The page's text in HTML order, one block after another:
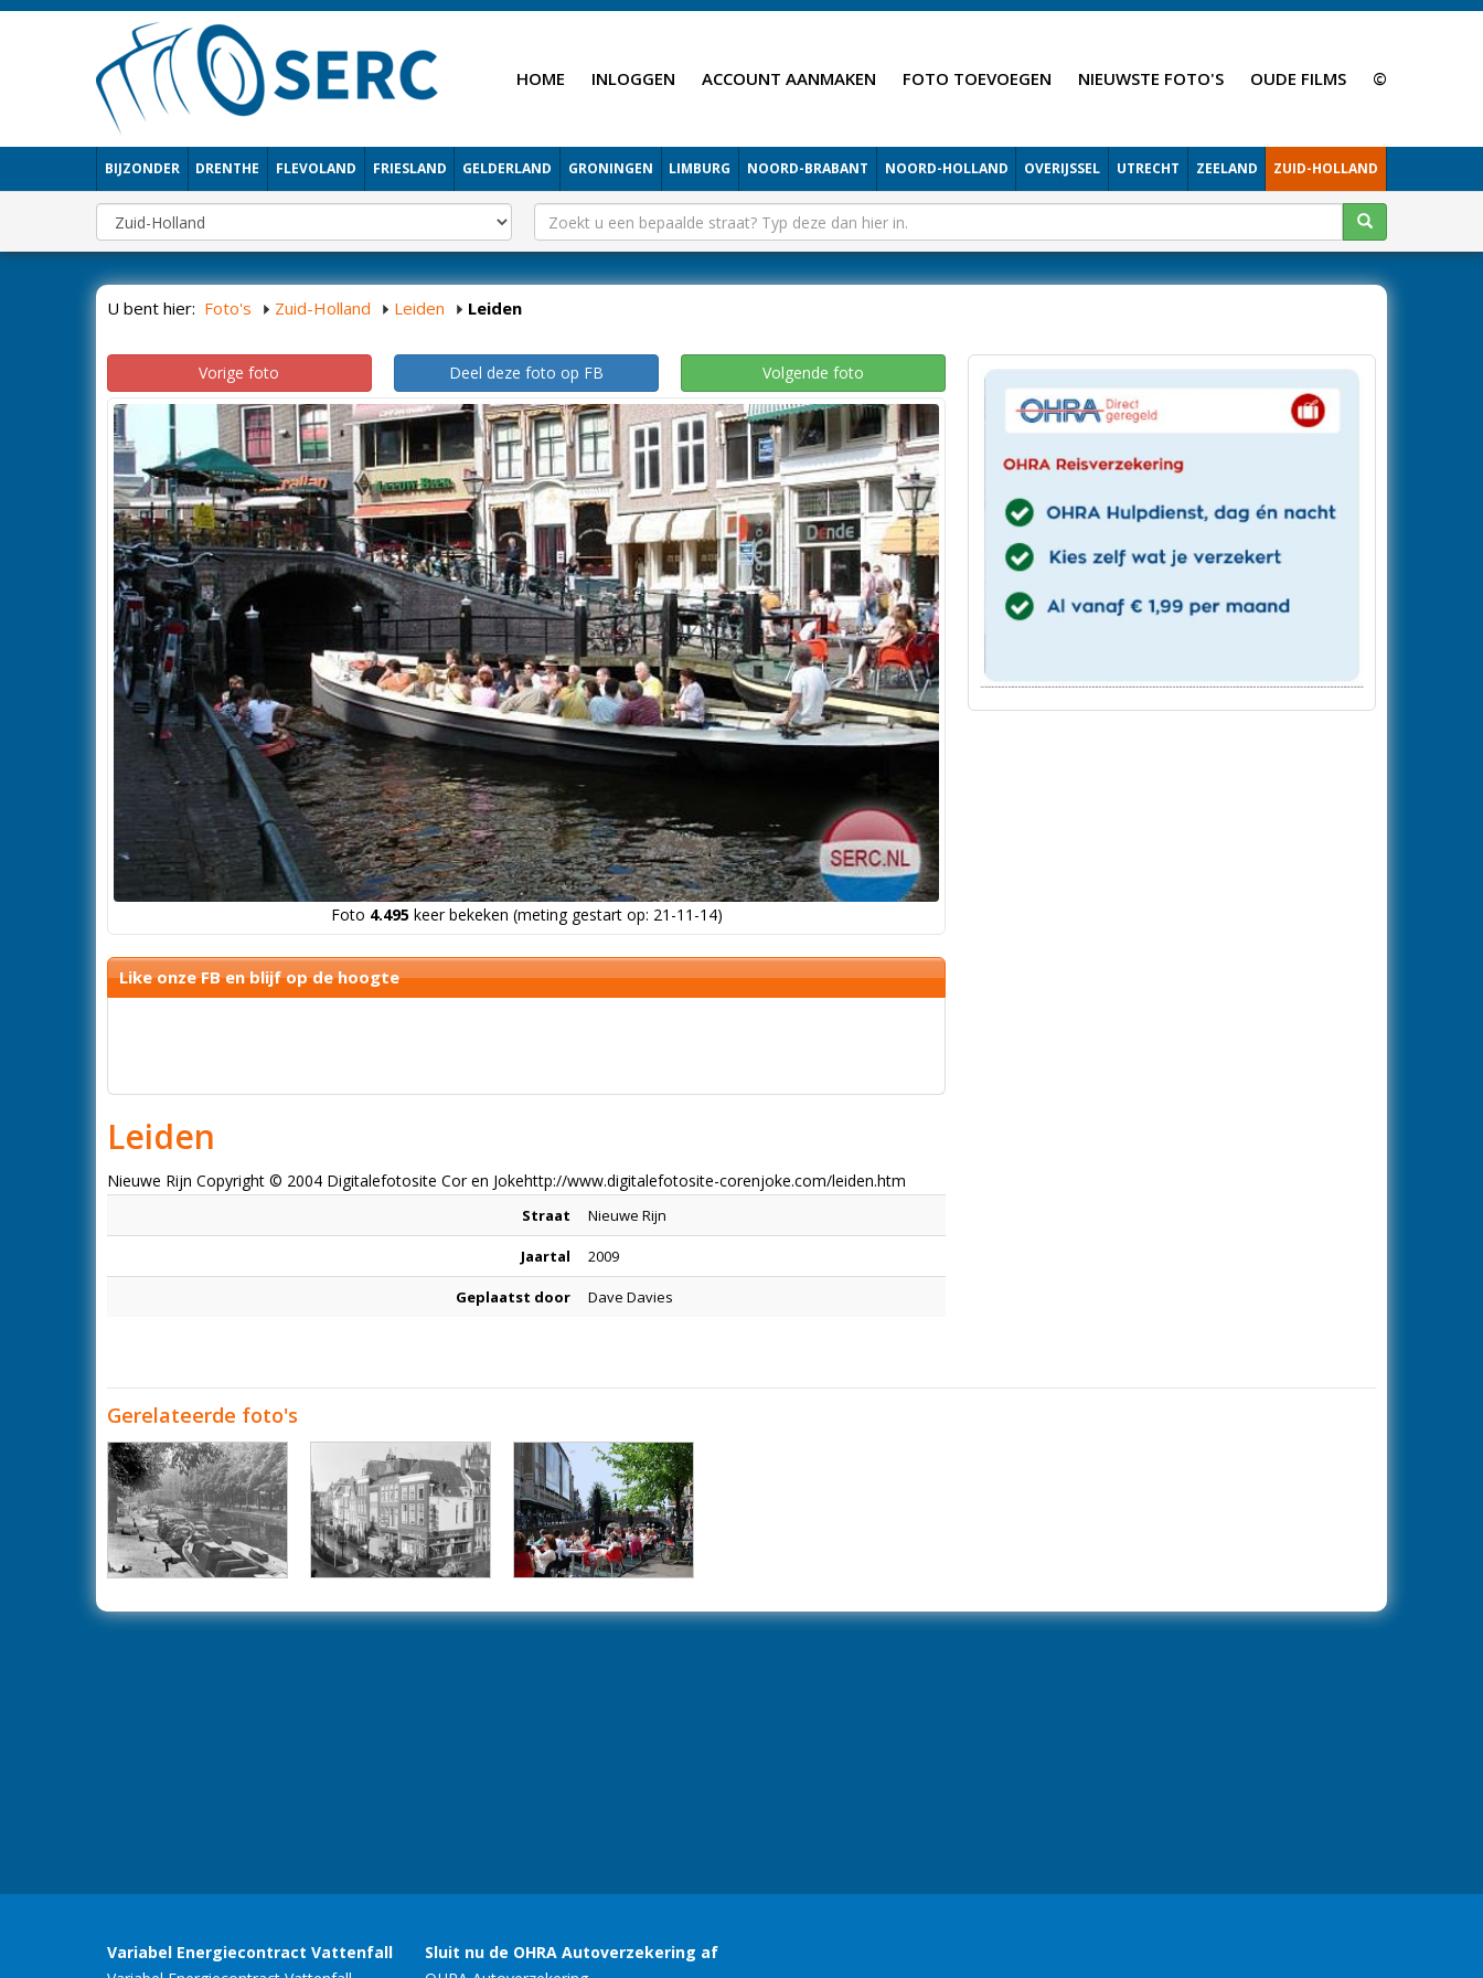
HOME INLOGGEN ACCOUNT AANMAKEN FOTO TOEVOEGEN NIEUWSTE FOTO'S OUDE FILMS ©
BIJZONDER DRENTHE FLEVOLAND FRIESLAND GELDERLAND GRONINGEN LIMBURG NOORD-BRABANT NOORD-HOLLAND OVERIJSSEL UTRECHT ZEELAND ZUID-HOLLAND
U bent hier: Foto's Zuid-Holland Leiden Leiden
Vorige foto Deel deze foto op FB Volgende foto
Foto 4.495keer bekeken (meting gestart op: 21-11-14)
Like onze FB en blijf op de hoogte
Leiden
Nieuwe Rijn Copyright © 2004 Digitalefotosite Cor en Jokehttp://www.digitalefotosite-corenjoke.com/leiden.htm
Straat Nieuwe Rijn
Jaartal 2009
Geplaatst door Dave Davies
Gerelateerde foto's